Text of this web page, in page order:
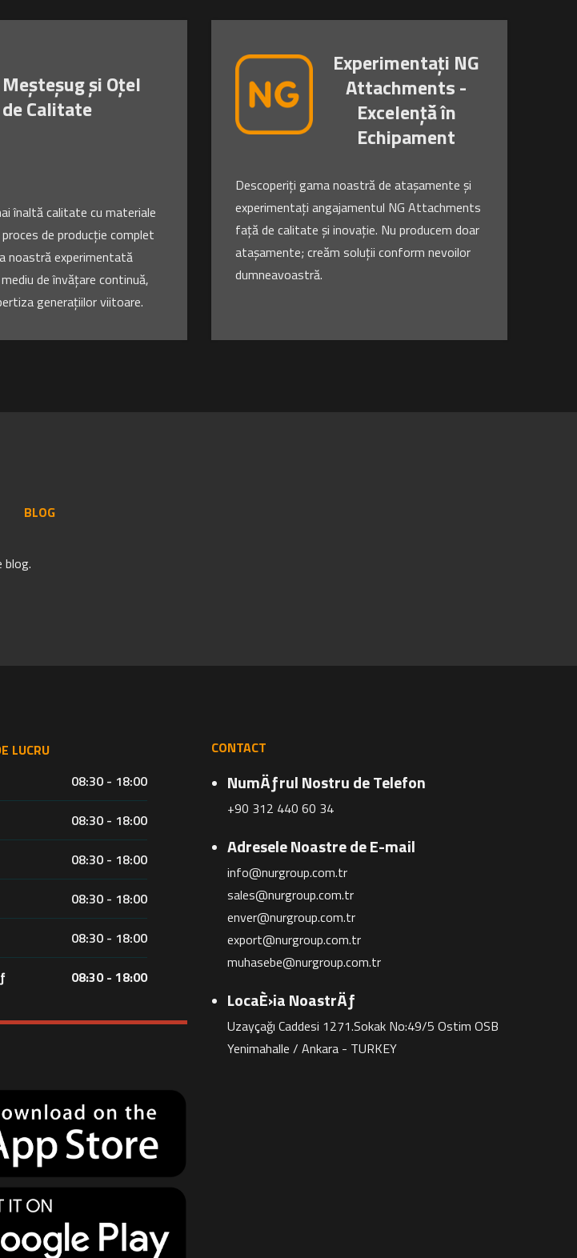
Meșteșug și Oțel
de Calitate
înaltă calitate cu materiale
de producție complet
noastră experimentată
de învățare continuă,
generațiilor viitoare.
Experimentați NG
Attachments -
Excelență în
Echipament
Descoperiți gama noastră de atașamente și
experimentați angajamentul NG Attachments
față de calitate și inovație. Nu producem doar
atașamente; creăm soluții conform nevoilor
dumneavoastră.
BLOG
blog.
LUCRU
08:30 - 18:00
08:30 - 18:00
08:30 - 18:00
08:30 - 18:00
08:30 - 18:00
08:30 - 18:00
CONTACT
NumÄƒrul Nostru de Telefon
+90 312 440 60 34
Adresele Noastre de E-mail
info@nurgroup.com.tr
sales@nurgroup.com.tr
enver@nurgroup.com.tr
export@nurgroup.com.tr
muhasebe@nurgroup.com.tr
LocaÈ›ia NoastrÄƒ
Uzayçağı Caddesi 1271.Sokak No:49/5 Ostim OSB
Yenimahalle / Ankara - TURKEY